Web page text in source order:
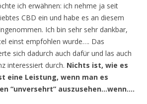
ich erwähnen: ich nehme ja seit
CBD ein und habe es an diesem
Ich bin sehr sehr dankbar,
einst empfohlen wurde…. Das
sich dadurch auch dafür und las auch
interessiert durch. Nichts ist, wie es
eine Leistung, wenn man es
“unversehrt” auszusehen…wenn….